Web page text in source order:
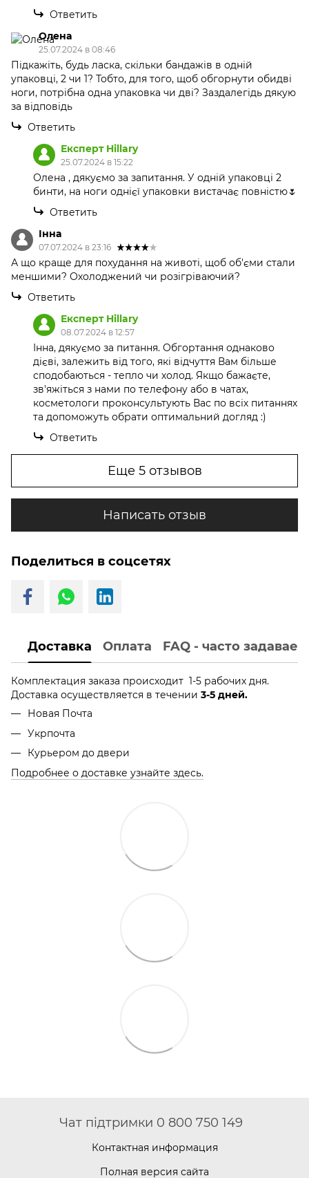
Ответить
Олена
25.07.2024 в 08:46
Підкажіть, будь ласка, скільки бандажів в одній
упаковці, 2 чи 1? Тобто, для того, щоб обгорнути обидві
ноги, потрібна одна упаковка чи дві? Заздалегідь дякую
за відповідь
Ответить
Експерт Hillary
25.07.2024 в 15:22
Олена , дякуємо за запитання. У одній упаковці 2
бинти, на ноги однієї упаковки вистачає повністю🌷
Ответить
Інна
07.07.2024 в 23:16
А що краще для похудання на животі, щоб об'єми стали
меншими? Охолоджений чи розігріваючий?
Ответить
Експерт Hillary
08.07.2024 в 12:57
Інна, дякуємо за питання. Обгортання однаково
дієві, залежить від того, які відчуття Вам більше
сподобаються - тепло чи холод. Якщо бажаєте,
зв'яжіться з нами по телефону або в чатах,
косметологи проконсультують Вас по всіх питаннях
та допоможуть обрати оптимальний догляд :)
Ответить
Еще 5 отзывов
Написать отзыв
Поделиться в соцсетях
Доставка Оплата FAQ - часто
Комплектация заказа происходит 1-5 рабочих дня.
Доставка осуществляется в течении 3-5 дней.
Новая Почта
Укрпочта
Курьером до двери
Подробнее о доставке узнайте здесь.
Чат підтримки 0 800 750 149
Контактная информация
Полная версия сайта